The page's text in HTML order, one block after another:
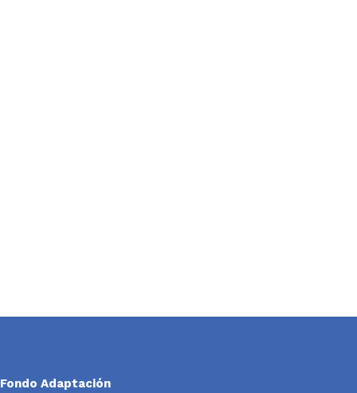
Fondo Adaptación